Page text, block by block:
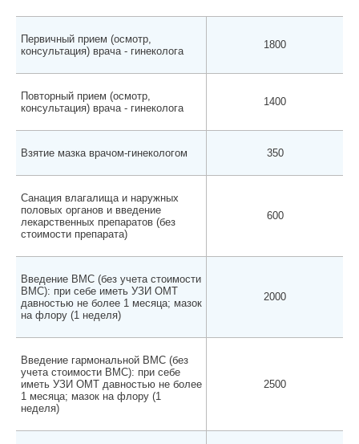
Первичный прием (осмотр,
консультация) врача - гинеколога
1800
Повторный прием (осмотр,
консультация) врача - гинеколога
1400
Взятие мазка врачом-гинекологом 350
Санация влагалища и наружных
половых органов и введение
лекарственных препаратов (без
стоимости препарата)
600
Введение ВМС (без учета стоимости
ВМС): при себе иметь УЗИ ОМТ
давностью не более 1 месяца; мазок
на флору (1 неделя)
2000
Введение гармональной ВМС (без
учета стоимости ВМС): при себе
иметь УЗИ ОМТ давностью не более
1 месяца; мазок на флору (1
неделя)
2500